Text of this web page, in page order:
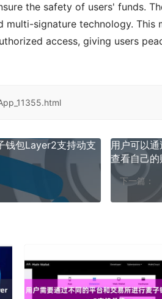
the safety of users' funds.
multi-signature technology.
access, giving users
钱包Layer2支持动支
下一篇：
用户可以
查看自己